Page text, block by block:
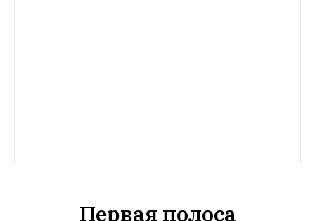
Первая полоса